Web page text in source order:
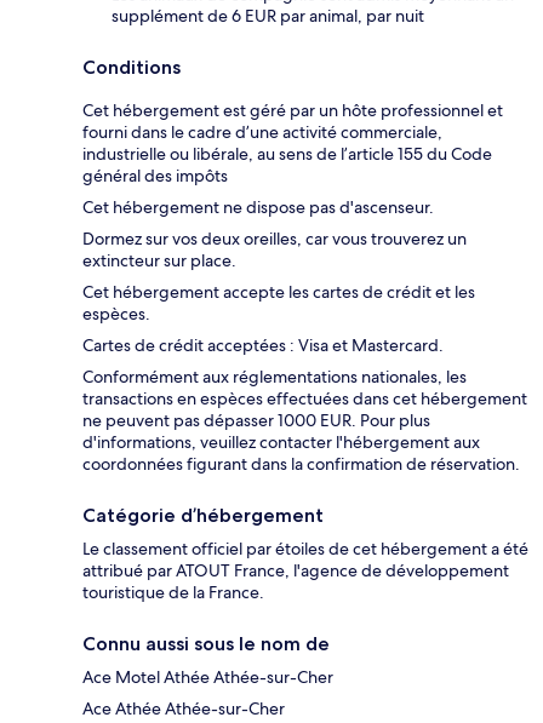
supplément de 6 EUR par animal, par nuit
Conditions
Cet hébergement est géré par un hôte professionnel et
fourni dans le cadre d’une activité commerciale,
industrielle ou libérale, au sens de l’article 155 du Code
général des impôts
Cet hébergement ne dispose pas d'ascenseur.
Dormez sur vos deux oreilles, car vous trouverez un
extincteur sur place.
Cet hébergement accepte les cartes de crédit et les
espèces.
Cartes de crédit acceptées : Visa et Mastercard.
Conformément aux réglementations nationales, les
transactions en espèces effectuées dans cet hébergement
ne peuvent pas dépasser 1000 EUR. Pour plus
d'informations, veuillez contacter l'hébergement aux
coordonnées figurant dans la confirmation de réservation.
Catégorie d’hébergement
Le classement officiel par étoiles de cet hébergement a été
attribué par ATOUT France, l'agence de développement
touristique de la France.
Connu aussi sous le nom de
Ace Motel Athée Athée-sur-Cher
Ace Athée Athée-sur-Cher